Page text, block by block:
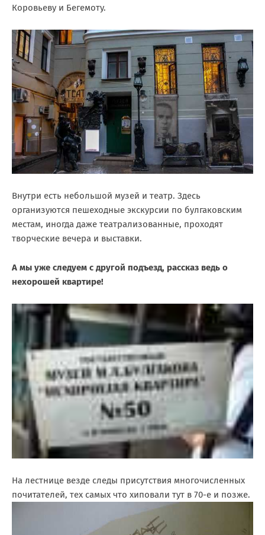
Коровьеву и Бегемоту.
Внутри есть небольшой музей и театр. Здесь
организуются пешеходные экскурсии по булгаковским
местам, иногда даже театрализованные, проходят
творческие вечера и выставки.
А мы уже следуем с другой подъезд, рассказ ведь о
нехорошей квартире!
На лестнице везде следы присутствия многочисленных
почитателей, тех самых что хиповали тут в 70-е и позже.